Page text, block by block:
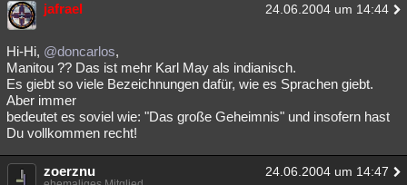
jafrael 24.06.2004 um 14:44
Hi-Hi, @doncarlos,
Manitou ?? Das ist mehr Karl May als indianisch.
Es giebt so viele Bezeichnungen dafür, wie es Sprachen giebt.
Aber immer
bedeutet es soviel wie: "Das große Geheimnis" und insofern hast
Du vollkommen recht!
zoerznu 24.06.2004 um 14:47